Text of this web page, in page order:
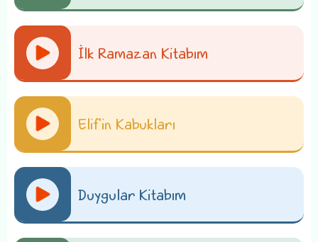
İlk Ramazan Kitabım
Elif'in Kabukları
Duygular Kitabım